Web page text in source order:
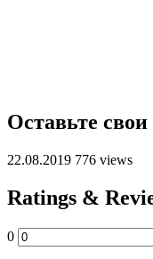
Оставьте
22.08.2019 776 views
Ratings &
0